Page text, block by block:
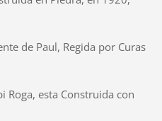
por Curas
Roga, esta Construida con